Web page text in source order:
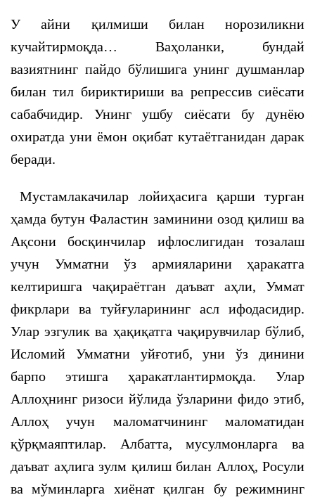
У айни қилмиши билан норозиликни
кучайтирмоқда… Ваҳоланки, бундай
вазиятнинг пайдо бўлишига унинг душманлар
билан тил бириктириши ва репрессив сиёсати
сабабчидир. Унинг ушбу сиёсати бу дунёю
охиратда уни ёмон оқибат кутаётганидан дарак
беради.
Мустамлакачилар лойиҳасига қарши турган
ҳамда бутун Фаластин заминини озод қилиш ва
Ақсони босқинчилар ифлослигидан тозалаш
учун Умматни ўз армияларини ҳаракатга
келтиришга чақираётган даъват аҳли, Уммат
фикрлари ва туйғуларининг асл ифодасидир.
Улар эзгулик ва ҳақиқатга чақирувчилар бўлиб,
Исломий Умматни уйғотиб, уни ўз динини
барпо этишга ҳаракатлантирмоқда. Улар
Аллоҳнинг ризоси йўлида ўзларини фидо этиб,
Аллоҳ учун маломатчининг маломатидан
қўрқмаяптилар. Албатта, мусулмонларга ва
даъват аҳлига зулм қилиш билан Аллоҳ, Росули
ва мўминларга хиёнат қилган бу режимнинг